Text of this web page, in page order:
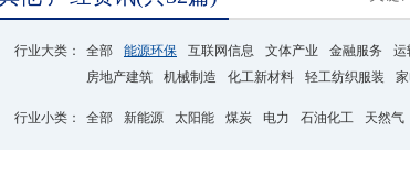
行业大类： 全部 能源环保 互联网信息 文体产业 金融服务 运
房地产建筑
机械制造 化工新材料 轻工纺织服装
行业小类： 全部 新能源 太阳能 煤炭 电力 石油化工 天然气